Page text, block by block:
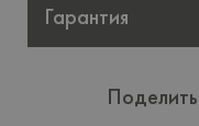
Гарантия